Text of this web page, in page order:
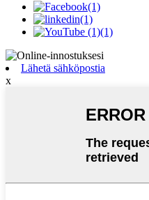
Lähetä sähköpostia
x